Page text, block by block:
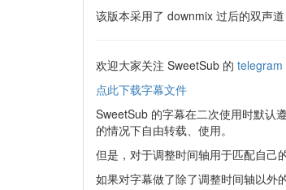
该版本采用了 downmix 过后的双声道
欢迎大家关注 SweetSub 的 telegram
点此下载字幕文件
SweetSub 的字幕在二次使用时默认
的情况下自由转载、使用。
但是，对于调整时间轴用于匹配自己
如果对字幕做了除了调整时间轴以外